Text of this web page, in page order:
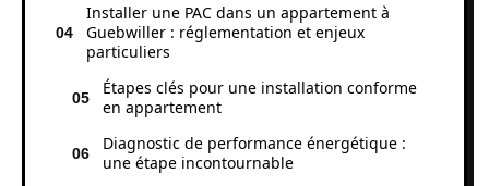
Installer une PAC dans un appartement à
Guebwiller : réglementation et enjeux
particuliers
Étapes clés pour une installation conforme
en appartement
Diagnostic de performance énergétique :
une étape incontournable